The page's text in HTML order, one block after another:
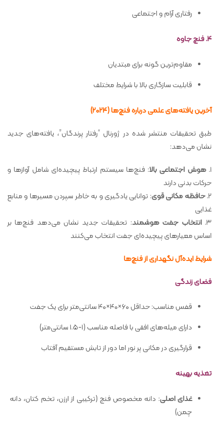
رفتاری آرام و اجتماعی
۴. فنچ جاوه
مقاوم‌ترین گونه برای مبتدیان
قابلیت سازگاری بالا با شرایط مختلف
آخرین یافته‌های علمی درباره فنچ‌ها (۲۰۲۴)
طبق تحقیقات منتشر شده در ژورنال “رفتار پرندگان”، یافته‌های جدید
نشان می‌دهد:
۱. هوش اجتماعی بالا: فنچ‌ها سیستم ارتباط پیچیده‌ای شامل آوازها و
حرکات بدنی دارند
۲. حافظه مکانی قوی: توانایی یادگیری و به خاطر سپردن مسیرها و منابع
غذایی
۳. انتخاب جفت هوشمند: تحقیقات جدید نشان می‌دهد فنچ‌ها بر
اساس معیارهای پیچیده‌ای جفت انتخاب می‌کنند
شرایط ایده‌آل نگهداری از فنچ‌ها
فضای زندگی
قفس مناسب: حداقل ۶۰×۴۰×۴۰ سانتی‌متر برای یک جفت
دارای میله‌های افقی با فاصله مناسب (۱-۱.۵ سانتی‌متر)
قرارگیری در مکانی پر نور اما دور از تابش مستقیم آفتاب
تغذیه بهینه
غذای اصلی: دانه مخصوص فنچ (ترکیبی از ارزن، تخم کتان، دانه
چمن)